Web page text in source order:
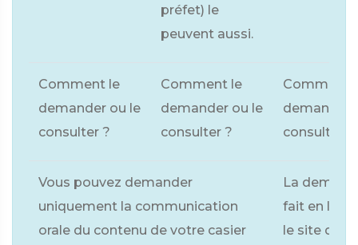
préfet) le
peuvent aussi.
Comment le
demander ou le
consulter ?
Comment le
demander ou le
consulter ?
Comment
demander
consulter ?
Vous pouvez demander
uniquement la communication
orale du contenu de votre casier
La
fait en
le site du